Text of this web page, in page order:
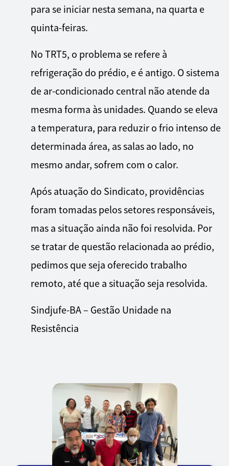
para se iniciar nesta semana, na quarta e
quinta-feiras.
No TRT5, o problema se refere à
refrigeração do prédio, e é antigo. O sistema
de ar-condicionado central não atende da
mesma forma às unidades. Quando se eleva
a temperatura, para reduzir o frio intenso de
determinada área, as salas ao lado, no
mesmo andar, sofrem com o calor.
Após atuação do Sindicato, providências
foram tomadas pelos setores responsáveis,
mas a situação ainda não foi resolvida. Por
se tratar de questão relacionada ao prédio,
pedimos que seja oferecido trabalho
remoto, até que a situação seja resolvida.
Sindjufe-BA – Gestão Unidade na
Resistência